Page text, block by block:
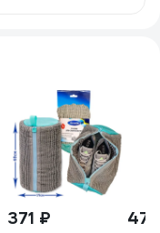
371 ₽